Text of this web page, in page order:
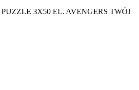
PUZZLE 3X50 EL. AVENGERS TWÓJ